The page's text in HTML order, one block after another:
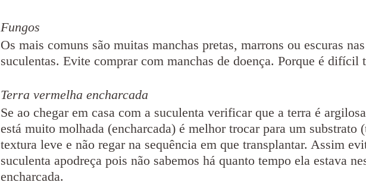
Fungos
Os mais comuns são muitas manchas pretas, marrons ou escuras
suculentas. Evite comprar com manchas de doença. Porque é difícil
Terra vermelha encharcada
Se ao chegar em casa com a suculenta verificar que a terra é
está muito molhada (encharcada) é melhor trocar para um substrato
textura leve e não regar na sequência em que transplantar. Assim
suculenta apodreça pois não sabemos há quanto tempo ela estava
encharcada.